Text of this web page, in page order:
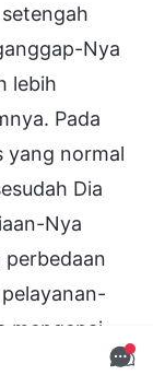
Nya
lebih
Pada
yang normal
Dia
Nya
perbedaan
mengenai
orang